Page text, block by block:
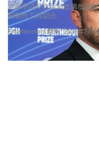
Entertainment 娛樂
這家串流平台巨頭收購低調
期製作工具組合。
2026年7月